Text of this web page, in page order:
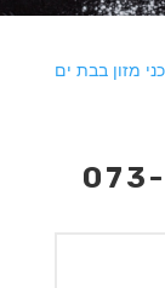
מזון בבת ים